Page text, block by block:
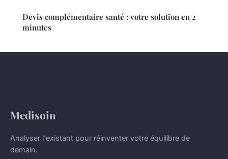
Devis complémentaire santé : votre solution en 2
minutes
Medisoin
Analyser l'existant pour réinventer votre équilibre de
demain.